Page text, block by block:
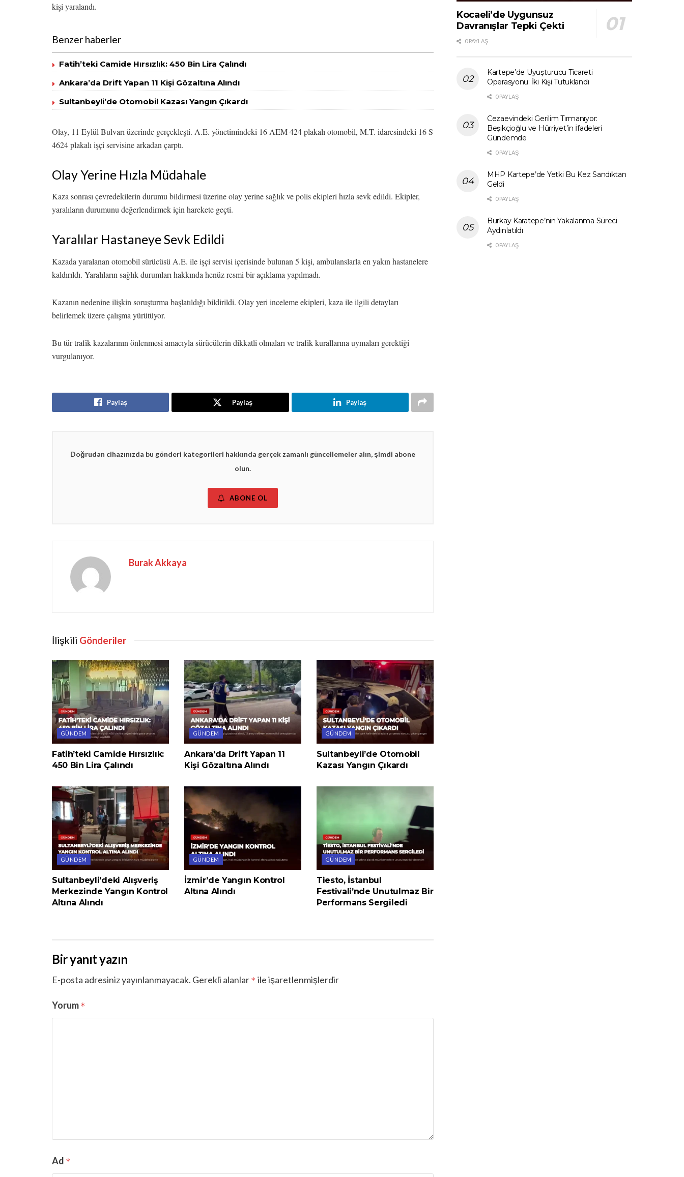
kişi yaralandı.
Benzer haberler
Fatih’teki Camide Hırsızlık: 450 Bin Lira Çalındı
Ankara’da Drift Yapan 11 Kişi Gözaltına Alındı
Sultanbeyli’de Otomobil Kazası Yangın Çıkardı
Olay, 11 Eylül Bulvarı üzerinde gerçekleşti. A.E. yönetimindeki 16 AEM 424 plakalı otomobil, M.T. idaresindeki 16 S
4624 plakalı işçi servisine arkadan çarptı.
Olay Yerine Hızla Müdahale
Kaza sonrası çevredekilerin durumu bildirmesi üzerine olay yerine sağlık ve polis ekipleri hızla sevk edildi. Ekipler,
yaralıların durumunu değerlendirmek için harekete geçti.
Yaralılar Hastaneye Sevk Edildi
Kazada yaralanan otomobil sürücüsü A.E. ile işçi servisi içerisinde bulunan 5 kişi, ambulanslarla en yakın hastanelere
kaldırıldı. Yaralıların sağlık durumları hakkında henüz resmi bir açıklama yapılmadı.
Kazanın nedenine ilişkin soruşturma başlatıldığı bildirildi. Olay yeri inceleme ekipleri, kaza ile ilgili detayları
belirlemek üzere çalışma yürütüyor.
Bu tür trafik kazalarının önlenmesi amacıyla sürücülerin dikkatli olmaları ve trafik kurallarına uymaları gerektiği
vurgulanıyor.
Paylaş Paylaş Paylaş
Doğrudan cihazınızda bu gönderi kategorileri hakkında gerçek zamanlı güncellemeler alın, şimdi abone
olun.
ABONE OL
Burak Akkaya
İlişkili Gönderiler
GÜNDEM
Fatih’teki Camide Hırsızlık:
450 Bin Lira Çalındı
GÜNDEM
Ankara’da Drift Yapan 11
Kişi Gözaltına Alındı
GÜNDEM
Sultanbeyli’de Otomobil
Kazası Yangın Çıkardı
GÜNDEM
Sultanbeyli’deki Alışveriş
Merkezinde Yangın Kontrol
Altına Alındı
GÜNDEM
İzmir’de Yangın Kontrol
Altına Alındı
GÜNDEM
Tiesto, İstanbul
Festivali’nde Unutulmaz Bir
Performans Sergiledi
Bir yanıt yazın
E-posta adresiniz yayınlanmayacak. Gerekli alanlar * ile işaretlenmişlerdir
Yorum *
Ad *
Kocaeli’de Uygunsuz
Davranışlar Tepki Çekti
0 PAYLAŞ
Kartepe’de Uyuşturucu Ticareti
Operasyonu: İki Kişi Tutuklandı
0 PAYLAŞ
Cezaevindeki Gerilim Tırmanıyor:
Beşikçioğlu ve Hürriyet’in İfadeleri
Gündemde
0 PAYLAŞ
MHP Kartepe’de Yetki Bu Kez Sandıktan
Geldi
0 PAYLAŞ
Burkay Karatepe’nin Yakalanma Süreci
Aydınlatıldı
0 PAYLAŞ